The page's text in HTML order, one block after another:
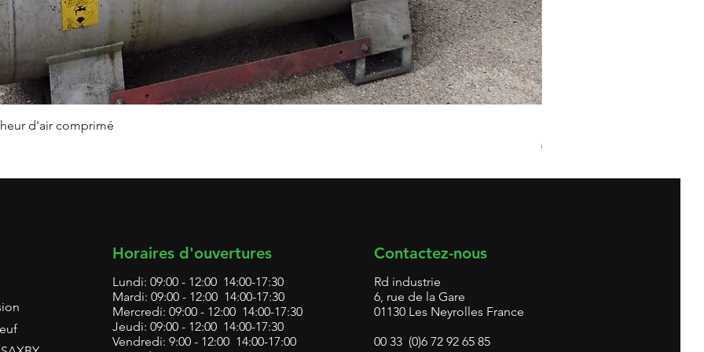
d'air comprimé
Prix
0,00 €
Horaires d'ouvertures
Lundi: 09:00 - 12:00 14:00-17:30
Mardi: 09:00 - 12:00 14:00-17:30
Mercredi: 09:00 - 12:00 14:00-17:30
Jeudi: 09:00 - 12:00 14:00-17:30
Vendredi: 9:00 - 12:00 14:00-17:00
Contactez-nous
Rd industrie
6, rue de la Gare
01130 Les Neyrolles France
00 33 (0)6 72 92 65 85